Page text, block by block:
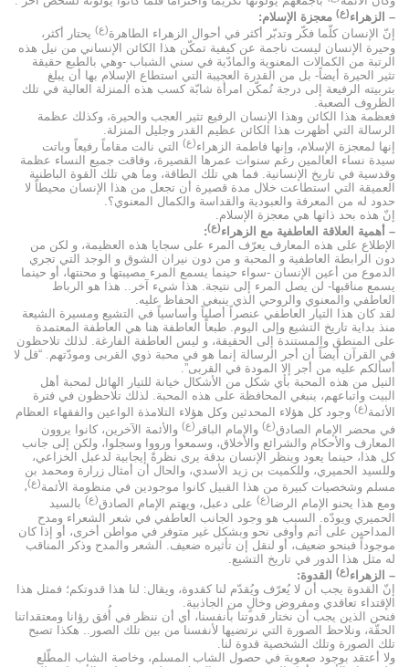
– الزهراء(ع) معجزة الإسلام:
إنّ الإنسان كلّما فكّر وتدبّر أكثر في أحوال الزهراء الطاهرة(ع) يحتار أكثر،
وحيرة الإنسان ليست ناجمة عن كيفية تمكّن هذا الكائن الإنساني من نيل هذه
الرتبة من الكمالات المعنوية والمادّية في سني الشباب -وهي بالطبع حقيقة
تثير الحيرة أيضاً- بل من القدرة العجيبة التي استطاع الإسلام بها أن يبلغ
بتربيته الرفيعة إلى درجة تُمكّن امرأة شابّة كسب هذه المنزلة العالية في تلك
الظروف الصعبة.
فعظمة هذا الكائن وهذا الإنسان الرفيع تثير العجب والحيرة، وكذلك عظمة
الرسالة التي أظهرت هذا الكائن عظيم القدر وجليل المنزلة.
إنها لمعجزة الإسلام، وإنها فاطمة الزهراء(ع)
التي نالت مقاماً رفيعاً وباتت
سيدة نساء العالمين رغم سنوات عمرها القصيرة، وفاقت جميع النساء عظمة
وقدسية في تاريخ الإنسانية. فما هي تلك الطاقة، وما هي تلك القوة الباطنية
العميقة التي استطاعت خلال مدة قصيرة أن تجعل من هذا الإنسان محيطاً لا
حدود له من المعرفة والعبودية والقداسة والكمال المعنوي؟.
إنّ هذه بحد ذاتها هي معجزة الإسلام.
– أهمية العلاقة العاطفية مع الزهراء(ع):
الإطلاع على هذه المعارف يعرّف المرء على سجايا هذه العظيمة، و لكن من
دون الرابطة العاطفية و المحبة و من دون نيران الشوق و الوجد التي تجري
الدموع من أعين الإنسان -سواء حينما يسمع المرء مصيبتها و محنتها، أو حينما
يسمع مناقبها- لن يصل المرء إلى نتيجة. هذا شيء آخر.. هذا هو الرباط
العاطفي والمعنوي والروحي الذي ينبغي الحفاظ عليه.
لقد كان هذا التيار العاطفي عنصراً أصلياً وأساسياً في التشيع ومسيرة الشيعة
منذ بداية تاريخ التشيع وإلى اليوم. طبعاً العاطفة هنا هي العاطفة المعتمدة
على المنطق والمستندة إلى الحقيقة، و ليس العاطفة الفارغة. لذلك تلاحظون
في القرآن أيضاً أن أجر الرسالة إنما هو في محبة ذوي القربى ومودّتهم. “قل لا
أسألكم عليه من أجر إلا المودة في القربى”.
النيل من هذه المحبة بأي شكل من الأشكال خيانة للتيار الهائل لمحبة أهل
البيت واتباعهم، ينبغي المحافظة على هذه المحبة. لذلك تلاحظون في فترة
الأئمة(ع) وجود كل هؤلاء المحدثين وكل هؤلاء التلامذة الواعين والفقهاء العظام
في محضر الإمام الصادق(ع) والإمام الباقر (ع) والأئمة الآخرين، كانوا يروون
المعارف والأحكام والشرائع والأخلاق، وسمعوا ورووا وسجلوا، ولكن إلى جانب
كل هذا، حينما يعود وينظر الإنسان بدقة يرى نظرةً إيجابية لدعبل الخزاعي،
وللسيد الحميري، وللكميت بن زيد الأسدي، والحال أن أمثال زرارة ومحمد بن
مسلم وشخصيات كبيرة من هذا القبيل كانوا موجودين في منظومة الأئمة(ع)،
ومع هذا يحنو الإمام الرضا(ع) على دعبل، ويهتم الإمام الصادق(ع) بالسيد
الحميري ويودّه. السبب هو وجود الجانب العاطفي في شعر الشعراء ومدح
المداحين على أتم وأوفى نحو وبشكل غير متوفر في مواطن أخرى، أو إذا كان
موجوداً فبنحو ضعيف، أو لنقل إن تأثيره ضعيف. الشعر والمدح وذكر المناقب
له مثل هذا الدور في تاريخ التشيع.
– الزهراء(ع)
القدوة:
إنّ القدوة يجب أن لا يُعرّف ويُقدّم لنا كقدوة، ويقال: لنا هذا قدوتكم؛ فمثل هذا
الإقتداء تعاقدي ومفروض وخالٍ من الجاذبية.
فنحن الذين يجب أن نختار قدوتنا بأنفسنا، أي أن ننظر في أُفق رؤانا ومعتقداتنا
الحقّة، ونلاحظ الصورة التي نرتضيها لأنفسنا من بين تلك الصور.. هكذا تصبح
تلك الصورة وتلك الشخصية قدوة لنا.
ولا أعتقد بوجود صعوبة في حصول الشاب المسلم، وخاصة الشاب المطّلع